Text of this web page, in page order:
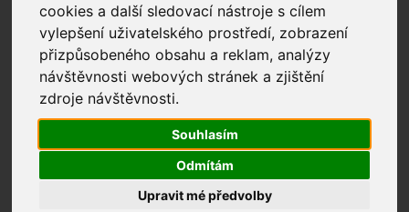
cookies a další sledovací nástroje s cílem
vylepšení uživatelského prostředí, zobrazení
přizpůsobeného obsahu a reklam, analýzy
návštěvnosti webových stránek a zjištění
zdroje návštěvnosti.
Souhlasím
Odmítám
Upravit mé předvolby
Vážení zákazníci, v tuto chvíli je Náš internetový obchod v
režimu Katalogu. Objednávky on-line nyní nelze vyřídit.
Děkujeme za pochopení.
Novinky